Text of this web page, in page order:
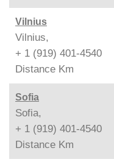
Vilnius
Vilnius,
+ 1 (919) 401-4540
Distance Km
Sofia
Sofia,
+ 1 (919) 401-4540
Distance Km